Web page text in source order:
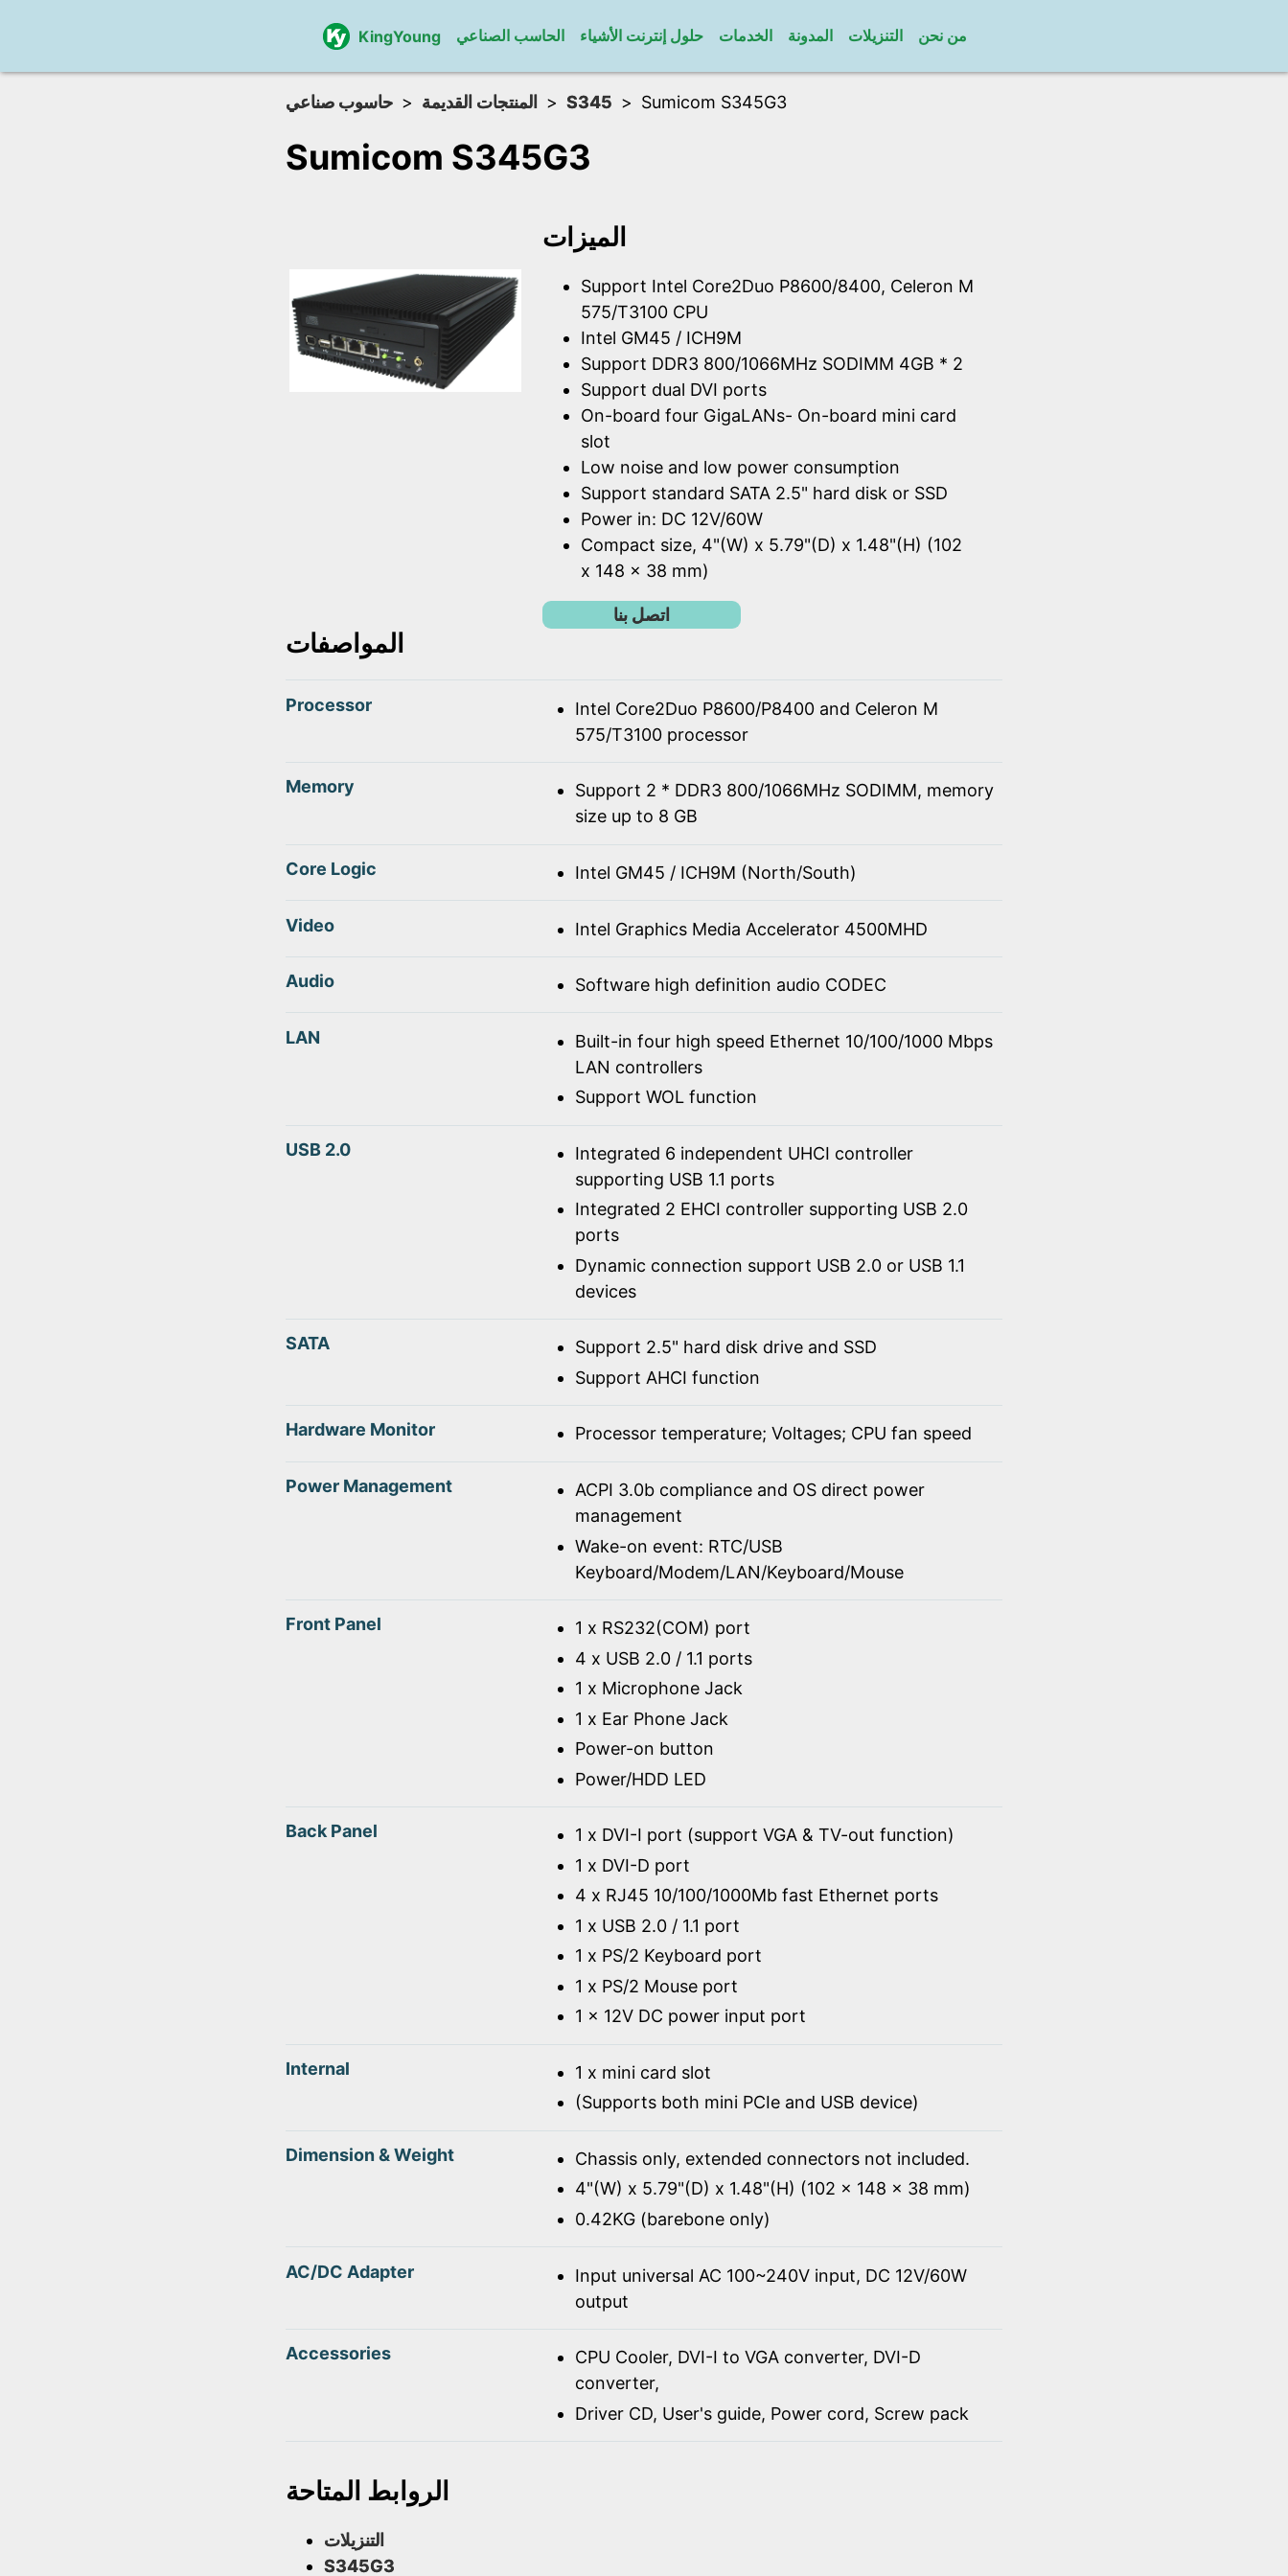
KingYoung الحاسب الصناعي حلول إنترنت الأشياء الخدمات المدونة التنزيلات من نحن
حاسوب صناعي المنتجات القديمة S345 Sumicom S345G3
Sumicom S345G3
الميزات
Support Intel Core2Duo P8600/8400, Celeron M
575/T3100 CPU
Intel GM45 / ICH9M
Support DDR3 800/1066MHz SODIMM 4GB * 2
Support dual DVI ports
On-board four GigaLANs- On-board mini card
slot
Low noise and low power consumption
Support standard SATA 2.5" hard disk or SSD
Power in: DC 12V/60W
Compact size, 4"(W) x 5.79"(D) x 1.48"(H) (102
x 148 x 38 mm)
اتصل بنا
المواصفات
Processor
Intel Core2Duo P8600/P8400 and Celeron M
575/T3100 processor
Memory
Support 2 * DDR3 800/1066MHz SODIMM, memory
size up to 8 GB
Core Logic Intel GM45 / ICH9M (North/South)
Video Intel Graphics Media Accelerator 4500MHD
Audio Software high definition audio CODEC
LAN
Built-in four high speed Ethernet 10/100/1000 Mbps
LAN controllers
Support WOL function
USB 2.0
Integrated 6 independent UHCI controller
supporting USB 1.1 ports
Integrated 2 EHCI controller supporting USB 2.0
ports
Dynamic connection support USB 2.0 or USB 1.1
devices
SATA
Support 2.5" hard disk drive and SSD
Support AHCI function
Hardware Monitor Processor temperature; Voltages; CPU fan speed
Power Management
ACPI 3.0b compliance and OS direct power
management
Wake-on event: RTC/USB
Keyboard/Modem/LAN/Keyboard/Mouse
Front Panel
1 x RS232(COM) port
4 x USB 2.0 / 1.1 ports
1 x Microphone Jack
1 x Ear Phone Jack
Power-on button
Power/HDD LED
Back Panel
1 x DVI-I port (support VGA & TV-out function)
1 x DVI-D port
4 x RJ45 10/100/1000Mb fast Ethernet ports
1 x USB 2.0 / 1.1 port
1 x PS/2 Keyboard port
1 x PS/2 Mouse port
1 x 12V DC power input port
Internal
1 x mini card slot
(Supports both mini PCIe and USB device)
Dimension & Weight
Chassis only, extended connectors not included.
4"(W) x 5.79"(D) x 1.48"(H) (102 x 148 x 38 mm)
0.42KG (barebone only)
AC/DC Adapter
Input universal AC 100~240V input, DC 12V/60W
output
Accessories
CPU Cooler, DVI-I to VGA converter, DVI-D
converter,
Driver CD, User's guide, Power cord, Screw pack
الروابط المتاحة
التنزيلات
S345G3